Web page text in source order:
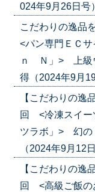
024年9月26日号
こだわりの逸品
<パン専門ＥＣ
ｎ Ｎ」> 上級
得（2024年9月
【こだわりの逸
回 <冷凍スイー
ツラボ」> 幻の
（2024年9月12
【こだわりの逸
回 <高級ご飯の